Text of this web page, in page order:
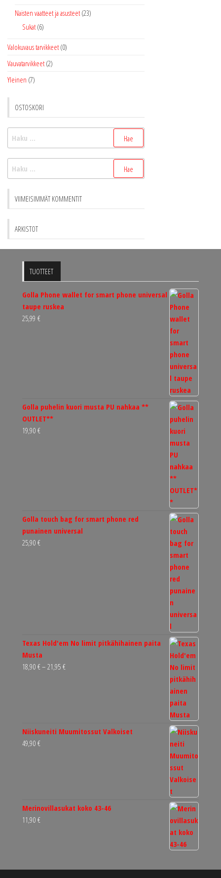
Naisten vaatteet ja asusteet (23)
Sukat (6)
Valokuvaus tarvikkeet (0)
Vauvatarvikkeet (2)
Yleinen (7)
OSTOSKORI
VIIMEISIMMÄT KOMMENTIT
ARKISTOT
TUOTTEET
Golla Phone wallet for smart phone universal
taupe ruskea
25,99 €
Golla puhelin kuori musta PU nahkaa **
OUTLET**
19,90 €
Golla touch bag for smart phone red
punainen universal
25,90 €
Texas Hold'em No limit pitkähihainen paita
Musta
18,90 €– 21,95 €Hintaluokka:
Niiskuneiti Muumitossut Valkoiset
49,90 €
Merinovillasukat koko 43-46
11,90 €